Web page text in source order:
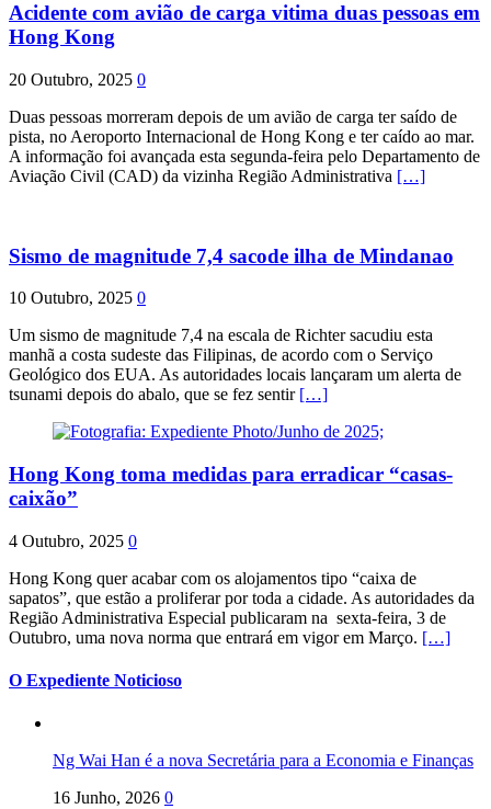
Acidente com avião de carga vitima duas pessoas em
Hong Kong
20 Outubro, 2025 0
Duas pessoas morreram depois de um avião de carga ter saído de
pista, no Aeroporto Internacional de Hong Kong e ter caído ao mar.
A informação foi avançada esta segunda-feira pelo Departamento de
Aviação Civil (CAD) da vizinha Região Administrativa […]
Sismo de magnitude 7,4 sacode ilha de Mindanao
10 Outubro, 2025 0
Um sismo de magnitude 7,4 na escala de Richter sacudiu esta
manhã a costa sudeste das Filipinas, de acordo com o Serviço
Geológico dos EUA. As autoridades locais lançaram um alerta de
tsunami depois do abalo, que se fez sentir […]
Hong Kong toma medidas para erradicar “casas-
caixão”
4 Outubro, 2025 0
Hong Kong quer acabar com os alojamentos tipo “caixa de
sapatos”, que estão a proliferar por toda a cidade. As autoridades da
Região Administrativa Especial publicaram na sexta-feira, 3 de
Outubro, uma nova norma que entrará em vigor em Março. […]
O Expediente Noticioso
Ng Wai Han é a nova Secretária para a Economia e Finanças
16 Junho, 2026 0